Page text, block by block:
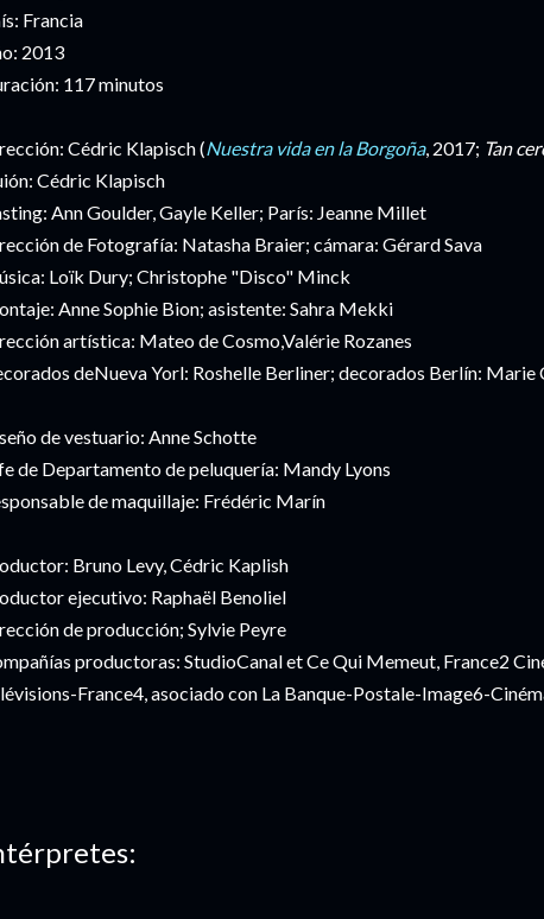
Francia
2013
117 minutos
Cédric Klapisch (Nuestra vida en la Borgoña, 2017; Tan
Cédric Klapisch
Ann Goulder, Gayle Keller; París: Jeanne Millet
de Fotografía: Natasha Braier; cámara: Gérard Sava
Loïk Dury; Christophe "Disco" Minck
Anne Sophie Bion; asistente: Sahra Mekki
artística: Mateo de Cosmo,Valérie Rozanes
deNueva Yorl: Roshelle Berliner; decorados Berlín: Marie
de vestuario: Anne Schotte
de Departamento de peluquería: Mandy Lyons
de maquillaje: Frédéric Marín
Bruno Levy, Cédric Kaplish
ejecutivo: Raphaël Benoliel
de producción; Sylvie Peyre
productoras: StudioCanal et Ce Qui Memeut, France2
France4, asociado con La Banque-Postale-Image6-